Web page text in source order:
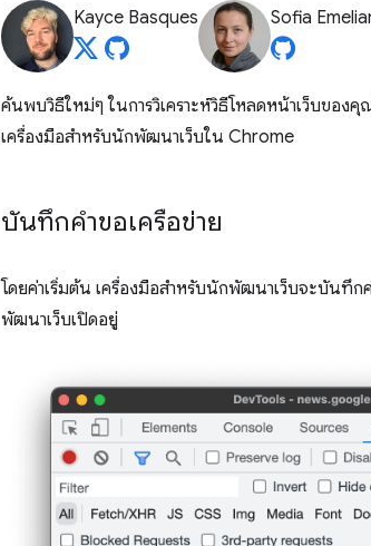
Kayce Basques Sofia
ค้นพบวิธีใหม่ๆ ในการวิเคราะห์วิธีโหลดหน้าเว็บของ
เครื่องมือสำหรับนักพัฒนาเว็บใน Chrome
บันทึกคำขอเครือข่าย
โดยค่าเริ่มต้น เครื่องมือสำหรับนักพัฒนาเว็บจะบันทึก
พัฒนาเว็บเปิดอยู่